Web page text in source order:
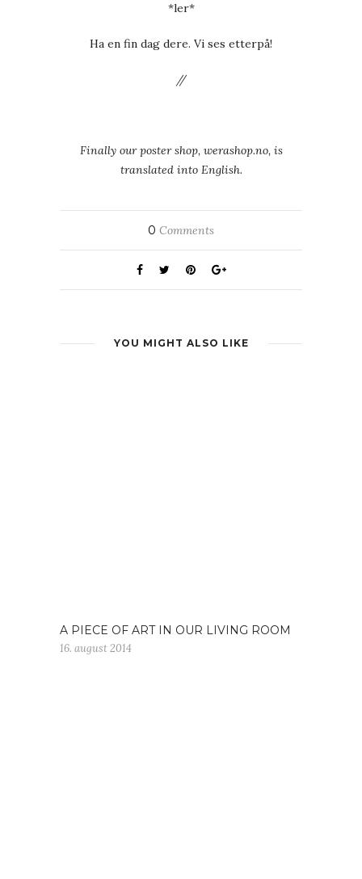
*ler*
Ha en fin dag dere. Vi ses etterpå!
//
Finally our poster shop, werashop.no, is
translated into English.
0 Comments
YOU MIGHT ALSO LIKE
A PIECE OF ART IN OUR LIVING ROOM
16. august 2014